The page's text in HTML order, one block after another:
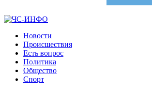
Новости
Происшествия
Есть вопрос
Политика
Общество
Спорт